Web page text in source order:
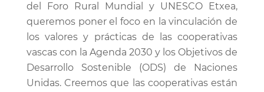
del Foro Rural Mundial y UNESCO Etxea,
queremos poner el foco en la vinculación de
los valores y prácticas de las cooperativas
vascas con la Agenda 2030 y los Objetivos de
Desarrollo Sostenible (ODS) de Naciones
Unidas. Creemos que las cooperativas están